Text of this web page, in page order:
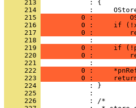
     213
     214
     215
0 :
     216
0 :     if
     217
0 :
     218
     219
0 :     if
     220
0 :
     221
     222
0 :
     223
0 :
     224
     225
     226